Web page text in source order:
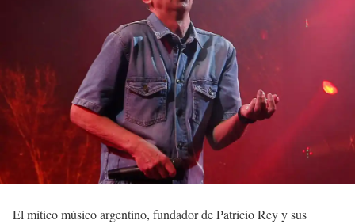
El mítico músico argentino, fundador de Patricio Rey y sus